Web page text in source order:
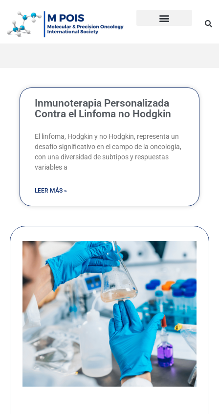
contenido
Inmunoterapia Personalizada
Contra el Linfoma no Hodgkin
El linfoma, Hodgkin y no Hodgkin, representa un
desafío significativo en el campo de la oncología,
con una diversidad de subtipos y respuestas
variables a
LEER MÁS »